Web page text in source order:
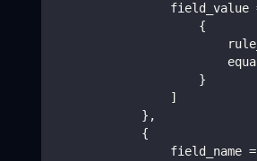
field_value
                    {
                    }
                ]
            },
            {
field_name